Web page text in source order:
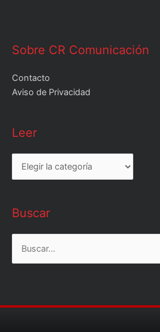
Sobre CR Comunicación
Contacto
Aviso de Privacidad
Leer
Leer
Buscar
Buscar
por: